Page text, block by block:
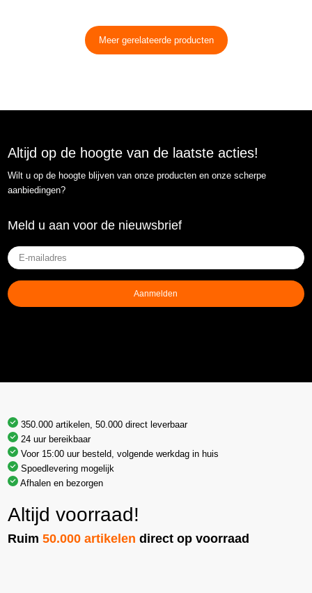
Meer gerelateerde producten
Altijd op de hoogte van de laatste acties!
Wilt u op de hoogte blijven van onze producten en onze scherpe
aanbiedingen?
Meld u aan voor de nieuwsbrief
E-
mailadres(Vereist)
Aanmelden
350.000 artikelen, 50.000 direct leverbaar
24 uur bereikbaar
Voor 15:00 uur besteld, volgende werkdag in huis
Spoedlevering mogelijk
Afhalen en bezorgen
Altijd voorraad!
Ruim50.000 artikelen direct op voorraad